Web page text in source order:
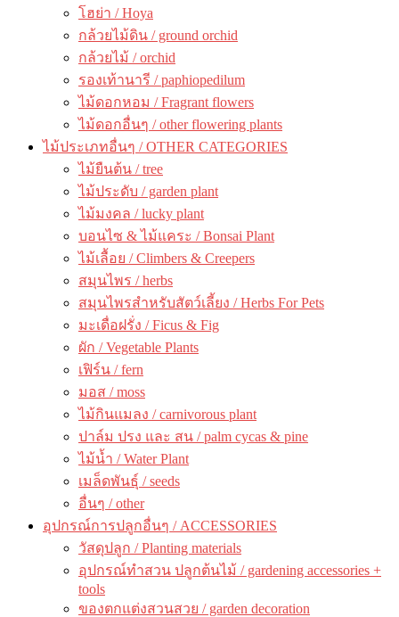
โฮย่า / Hoya
กล้วยไม้ดิน / ground orchid
กล้วยไม้ / orchid
รองเท้านารี / paphiopedilum
ไม้ดอกหอม / Fragrant flowers
ไม้ดอกอื่นๆ / other flowering plants
ไม้ประเภทอื่นๆ / OTHER CATEGORIES
ไม้ยืนต้น / tree
ไม้ประดับ / garden plant
ไม้มงคล / lucky plant
บอนไซ & ไม้แคระ / Bonsai Plant
ไม้เลื้อย / Climbers & Creepers
สมุนไพร / herbs
สมุนไพรสำหรับสัตว์เลี้ยง / Herbs For Pets
มะเดื่อฝรั่ง / Ficus & Fig
ผัก / Vegetable Plants
เฟิร์น / fern
มอส / moss
ไม้กินแมลง / carnivorous plant
ปาล์ม ปรง และ สน / palm cycas & pine
ไม้น้ำ / Water Plant
เมล็ดพันธุ์ / seeds
อื่นๆ / other
อุปกรณ์การปลูกอื่นๆ / ACCESSORIES
วัสดุปลูก / Planting materials
อุปกรณ์ทำสวน ปลูกต้นไม้ / gardening accessories +
tools
ของตกแต่งสวนสวย / garden decoration